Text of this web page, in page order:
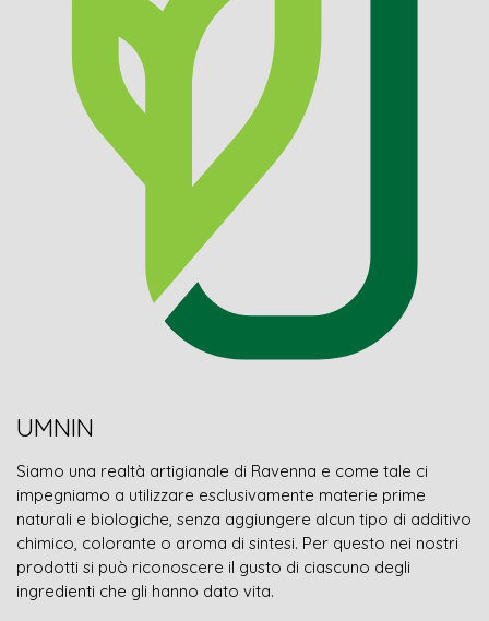
UMNIN
Siamo una realtà artigianale di Ravenna e come tale ci
impegniamo a utilizzare esclusivamente materie prime
naturali e biologiche, senza aggiungere alcun tipo di additivo
chimico, colorante o aroma di sintesi. Per questo nei nostri
prodotti si può riconoscere il gusto di ciascuno degli
ingredienti che gli hanno dato vita.